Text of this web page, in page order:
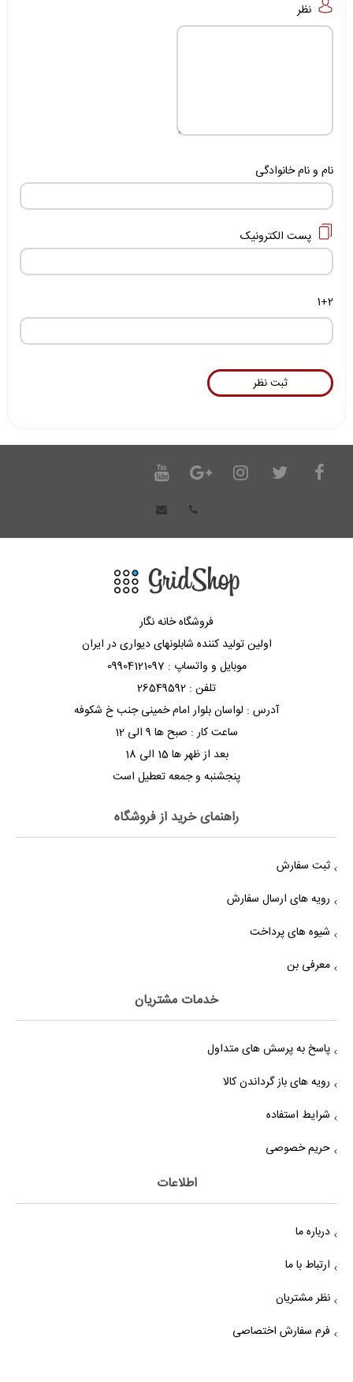
نظر
نام و نام خانوادگی
پست الکترونیک
1+2
فروشگاه خانه نگار
اولین تولید کننده شابلونهای دیواری در ایران
موبایل و واتساپ : 09904121097
تلفن : 26549592
آدرس : لواسان بلوار امام خمینی جنب خ شکوفه
ساعت کار : صبح ها 9 الی 12
بعد از ظهر ها 15 الی 18
پنجشنبه و جمعه تعطیل است
راهنمای خرید از فروشگاه
ثبت سفارش
رویه های ارسال سفارش
شیوه های پرداخت
معرفی بن
خدمات مشتریان
پاسخ به پرسش های متداول
رویه های باز گرداندن کالا
شرایط استفاده
حریم خصوصی
اطلاعات
درباره ما
ارتباط با ما
نظر مشتریان
فرم سفارش اختصاصی